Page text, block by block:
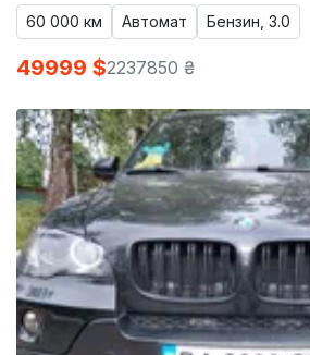
60 000 км Автомат Бензин, 3.0
49999 $2237850 ₴